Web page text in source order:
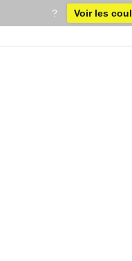
? Voir les